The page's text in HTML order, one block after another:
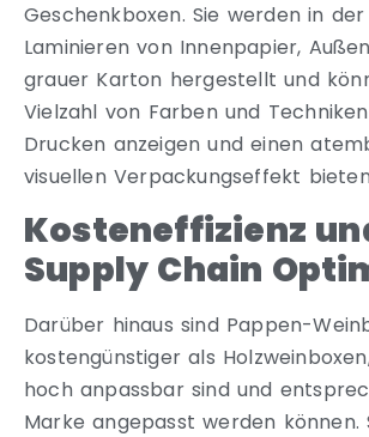
Geschenkboxen. Sie werden in
Laminieren von Innenpapier,
grauer Karton hergestellt und
Vielzahl von Farben und
Drucken anzeigen und einen
visuellen Verpackungseffekt
Kosteneffizienz
Supply Chain
Darüber hinaus sind Pappen-
kostengünstiger als
hoch anpassbar sind und
Marke angepasst werden können.